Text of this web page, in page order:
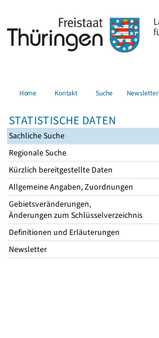
Home Kontakt Suche Newsletter
STATISTISCHE DATEN
Sachliche Suche
Regionale Suche
Kürzlich bereitgestellte Daten
Allgemeine Angaben, Zuordnungen
Gebietsveränderungen,
Änderungen zum Schlüsselverzeichnis
Definitionen und Erläuterungen
Newsletter